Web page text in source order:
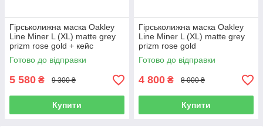
Гірськолижна маска Oakley
Line Miner L (XL) matte grey
prizm rose gold + кейс
Готово до відправки
5 580 ₴ 9 300 ₴
Купити
Гірськолижна маска Oakley
Line Miner L (XL) matte grey
prizm rose gold
Готово до відправки
4 800 ₴ 8 000 ₴
Купити